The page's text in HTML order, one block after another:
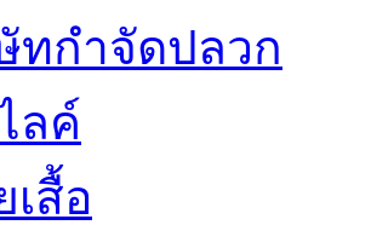
ทกำจัดปลวก
ลค์
เสื้อ